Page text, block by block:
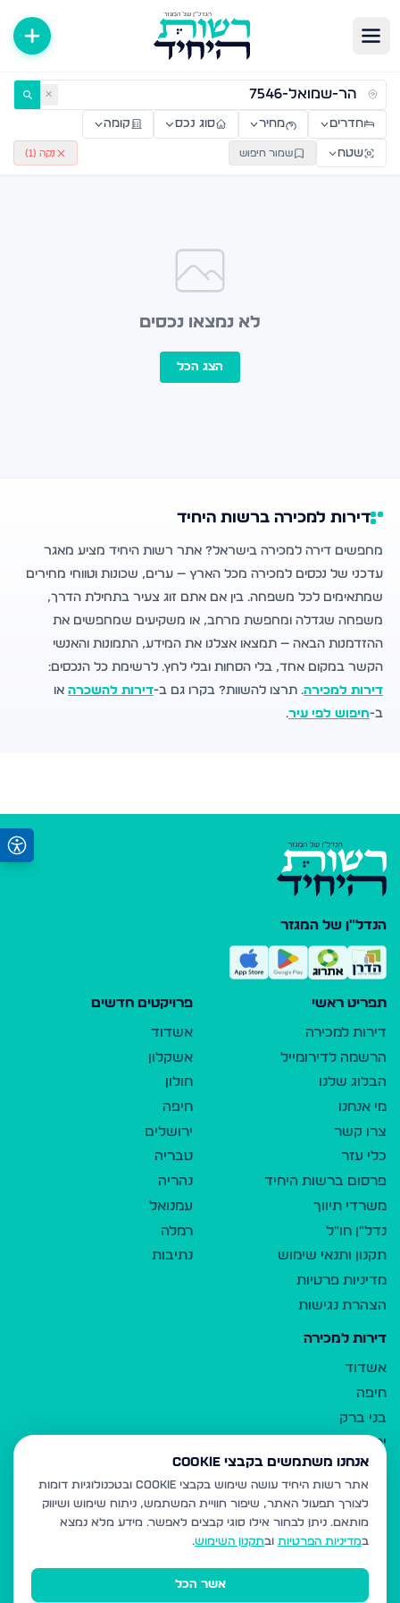
דירות למכירה ולהשכרה — רשות היחיד ✕
חדרים מחיר סוג נכס קומה
שטח שמור חיפוש נקה ( 1
)
לא נמצאו נכסים
הצג הכל
דירות למכירה ברשות היחיד
מחפשים דירה למכירה בישראל? אתר רשות היחיד מציע מאגר
עדכני של נכסים למכירה מכל הארץ — ערים, שכונות וטווחי מחירים
שמתאימים לכל משפחה. בין אם אתם זוג צעיר בתחילת הדרך,
משפחה שגדלה ומחפשת מרחב, או משקיעים שמחפשים את
ההזדמנות הבאה — תמצאו אצלנו את המידע, התמונות והאנשי
הקשר במקום אחד, בלי הסחות ובלי לחץ. לרשימת כל הנכסים:
דירות למכירה. תרצו להשוות? בקרו גם ב-דירות להשכרה או
ב-חיפוש לפי עיר.
הנדל"ן של המגזר
תפריט ראשי
דירות למכירה
הרשמה לדירומייל
הבלוג שלנו
מי אנחנו
צרו קשר
כלי עזר
פרסום ברשות היחיד
משרדי תיווך
נדל"ן חו"ל
תקנון ותנאי שימוש
מדיניות פרטיות
הצהרת נגישות
פרויקטים חדשים
אשדוד
אשקלון
חולון
חיפה
ירושלים
טבריה
נהריה
עמנואל
רמלה
נתיבות
דירות למכירה
אשדוד
חיפה
בני ברק
ירושלים
אלעד
גבעת זאב
בית שמש
רכסים
מודיעין עילית
אנחנו משתמשים בקבצי Cookie
אתר רשות היחיד עושה שימוש בקבצי Cookie ובטכנולוגיות דומות
לצורך תפעול האתר, שיפור חוויית המשתמש, ניתוח שימוש ושיווק
מותאם. ניתן לבחור אילו סוגי קבצים לאפשר. מידע מלא נמצא
במדיניות הפרטיות ובתקנון השימוש.
אשר הכל